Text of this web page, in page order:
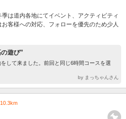
は道内各地にてイベント、アクティビティ
客様への対応、フォローを優先のため少人
遊び”
して来ました。前回と同じ6時間コースを選
by まっちゃんさん